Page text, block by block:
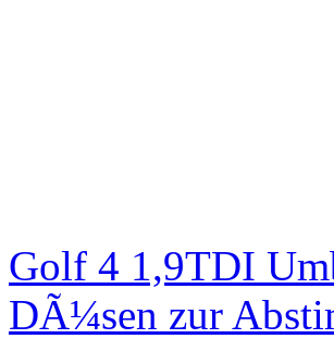
Golf 4 1,9TDI
DÃ¼sen zur